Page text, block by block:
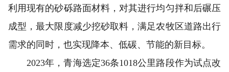
利用现有的砂砾路面材料，对其进行均匀拌和后碾压
成型，最大限度减少挖砂取料，满足农牧区道路出行
需求的同时，也实现降本、低碳、节能的新目标。
2023年，青海选定36条1018公里路段作为试点改